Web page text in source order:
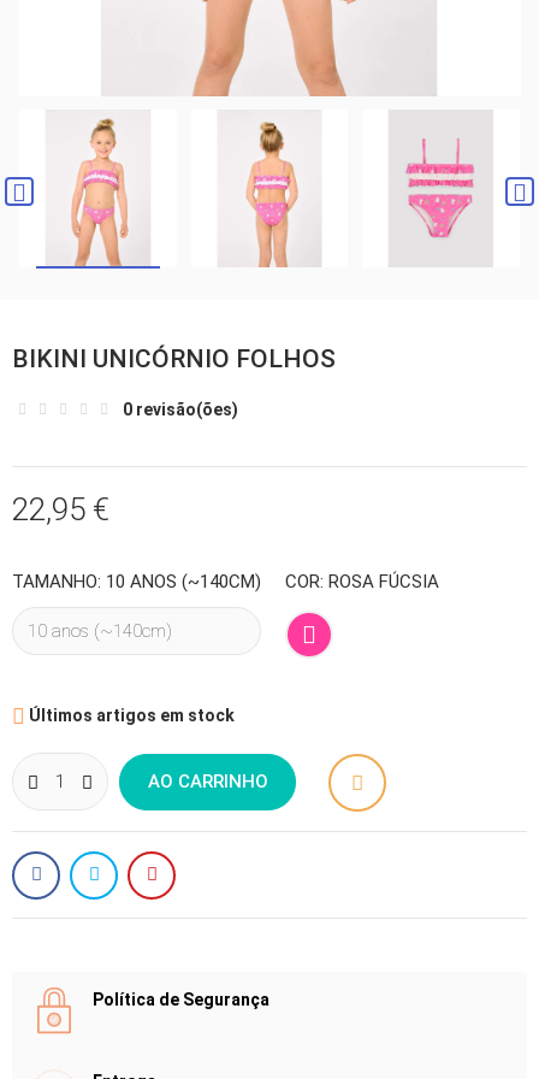
BIKINI UNICÓRNIO FOLHOS
0 revisão(ões)
22,95 €
TAMANHO: 10 ANOS (~140CM) COR: ROSA FÚCSIA
Rosa
 Últimos artigos em stock
AO CARRINHO
Política de Segurança